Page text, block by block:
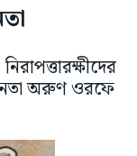
অরুণ ওরফে